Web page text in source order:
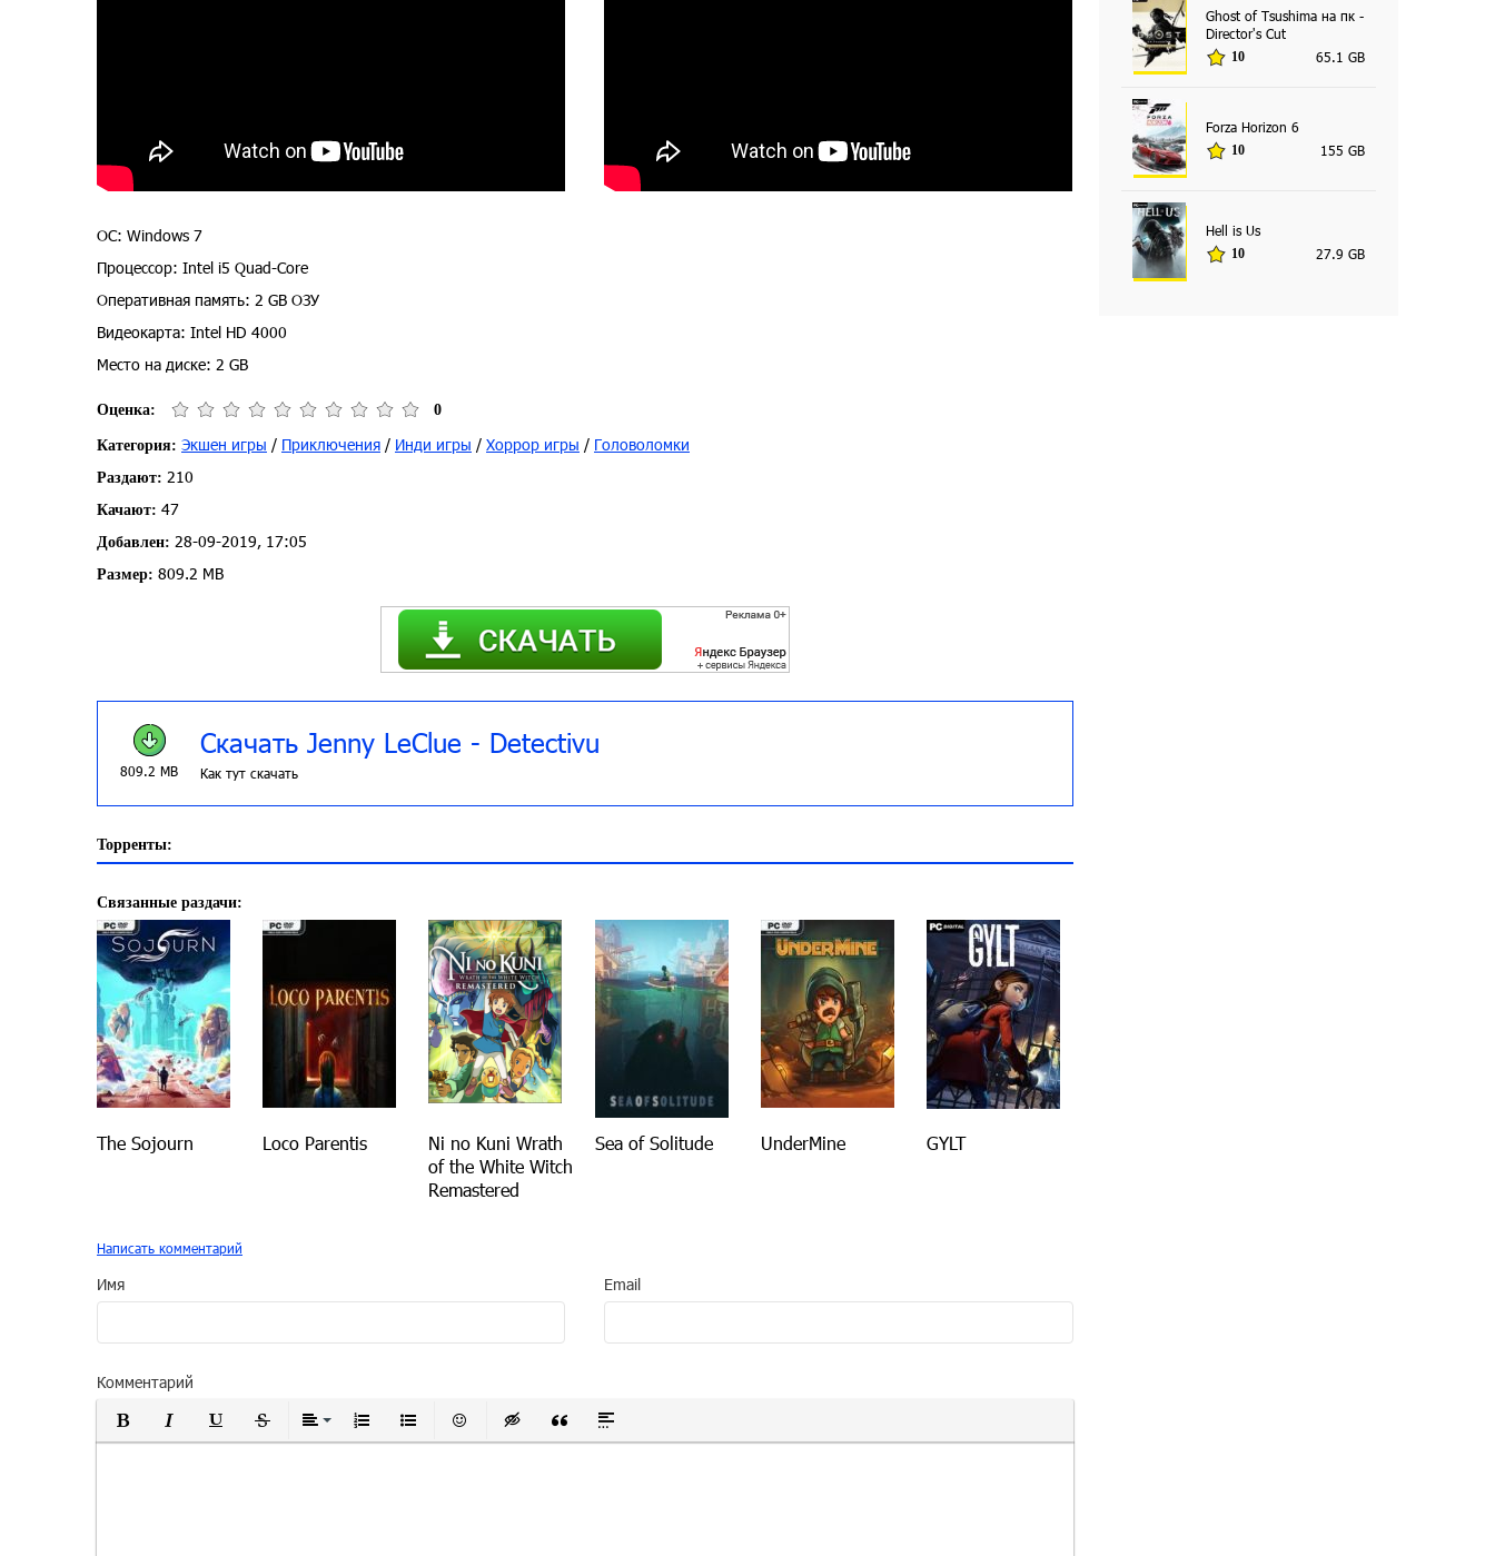
ОС: Windows 7
Процессор: Intel i5 Quad-Core
Оперативная память: 2 GB ОЗУ
Видеокарта: Intel HD 4000
Место на диске: 2 GB
Оценка: 0
Категория: Экшен игры / Приключения / Инди игры / Хоррор игры / Головоломки
Раздают: 210
Качают: 47
Добавлен: 28-09-2019, 17:05
Размер: 809.2 MB
809.2 MB
Скачать Jenny LeClue - Detectivu
Как тут скачать
Торренты:
Связанные раздачи:
The Sojourn Loco Parentis
Ni no Kuni Wrath
of the White Witch
Remastered
Sea of Solitude UnderMine GYLT
Написать комментарий
Имя Email
Комментарий
Полужирный
КурсивПодчеркнутый
ЗачеркнутыйВыравнивание
Нумерованный список
Маркированный список
Вставить смайлик
Вставка скрытого текста
Вставка цитаты
Вставка спойлера
Ghost of Tsushima на пк -
Director's Cut
10 65.1 GB
Forza Horizon 6
10 155 GB
Hell is Us
10 27.9 GB